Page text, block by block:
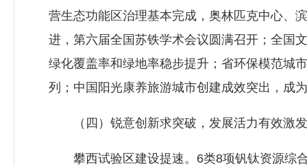
营生态功能区治理基本完成，奥林匹克中心、
进，第六届全国苏铁学术会议圆满召开；全国
绿化覆盖率和绿地率稳步提升；省环保模范城
列；中国阳光康养旅游城市创建成效突出，成
（四）锐意创新求突破，发展活力有效激发
攀西试验区建设提速。6类8项钒钛资源综合